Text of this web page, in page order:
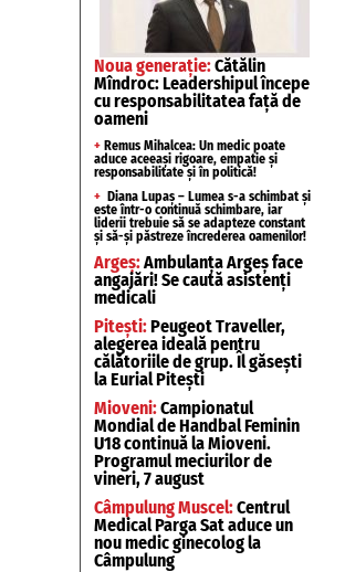
Noua generație:Cătălin
Mîndroc: Leadershipul începe
cu responsabilitatea față de
oameni
+ Remus Mihalcea: Un medic poate
aduce aceeași rigoare, empatie și
responsabilitate și în politică!
+ Diana Lupaș – Lumea s-a schimbat și
este într-o continuă schimbare, iar
liderii trebuie să se adapteze constant
și să-și păstreze încrederea oamenilor!
Argeș:Ambulanța Argeș face
angajări! Se caută asistenți
medicali
Pitești:Peugeot Traveller,
alegerea ideală pentru
călătoriile de grup. Îl găsești
la Eurial Pitești
Mioveni:Campionatul
Mondial de Handbal Feminin
U18 continuă la Mioveni.
Programul meciurilor de
vineri, 7 august
Câmpulung Muscel:Centrul
Medical Parga Sat aduce un
nou medic ginecolog la
Câmpulung